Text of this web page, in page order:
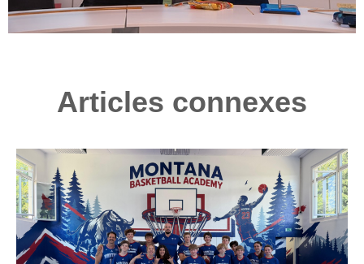
Articles connexes